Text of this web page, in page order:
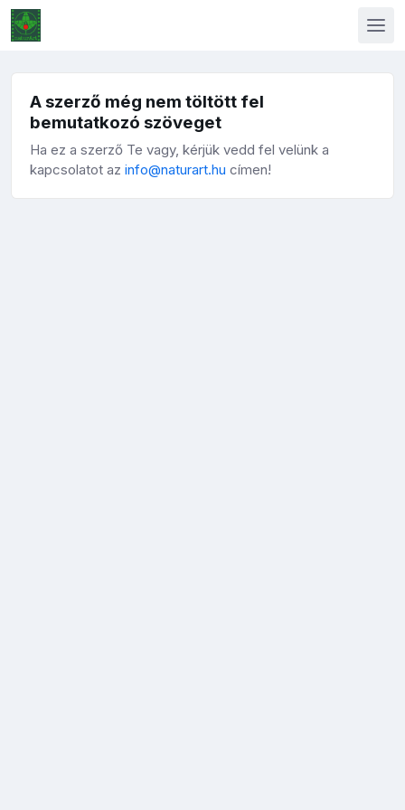
A szerző még nem töltött fel
bemutatkozó szöveget
Ha ez a szerző Te vagy, kérjük vedd fel velünk a
kapcsolatot az info@naturart.hu címen!